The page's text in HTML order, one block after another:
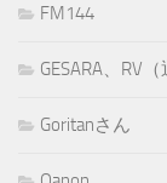
FM144
GESARA、RV
Goritanさん